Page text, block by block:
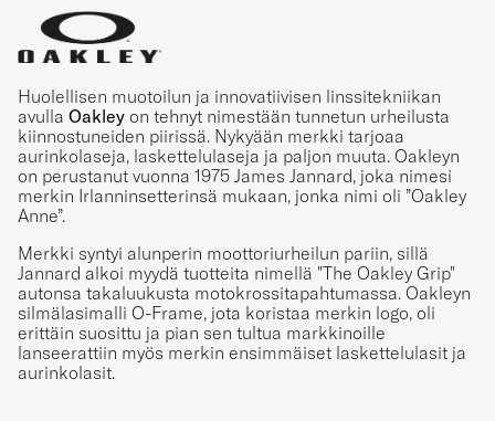
Huolellisen muotoilun ja innovatiivisen linssitekniikan
avulla Oakley on tehnyt nimestään tunnetun urheilusta
kiinnostuneiden piirissä. Nykyään merkki tarjoaa
aurinkolaseja, laskettelulaseja ja paljon muuta. Oakleyn
on perustanut vuonna 1975 James Jannard, joka nimesi
merkin Irlanninsetterinsä mukaan, jonka nimi oli ”Oakley
Anne”.
Merkki syntyi alunperin moottoriurheilun pariin, sillä
Jannard alkoi myydä tuotteita nimellä "The Oakley Grip"
autonsa takaluukusta motokrossitapahtumassa. Oakleyn
silmälasimalli O-Frame, jota koristaa merkin logo, oli
erittäin suosittu ja pian sen tultua markkinoille
lanseerattiin myös merkin ensimmäiset laskettelulasit ja
aurinkolasit.